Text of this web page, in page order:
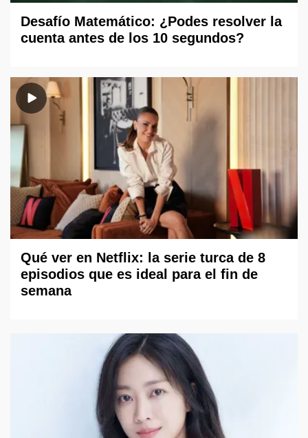
Desafío Matemático: ¿Podes resolver la
cuenta antes de los 10 segundos?
Qué ver en Netflix: la serie turca de 8
episodios que es ideal para el fin de
semana